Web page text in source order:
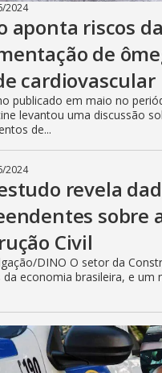
2024
aponta riscos da
de
cardiovascular
publicado em maio no
levantou uma discussão
de...
2024
revela
sobre
Civil
DINO O setor da
da economia brasileira, e um